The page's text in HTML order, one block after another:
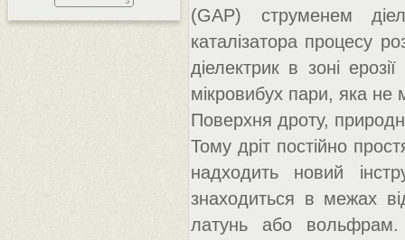
(GAP) струменем
каталізатора процесу
діелектрик в зоні
мікровибух пари, яка не
Поверхня дроту,
Тому дріт постійно
надходить новий
знаходиться в межах
латунь або вольфрам.